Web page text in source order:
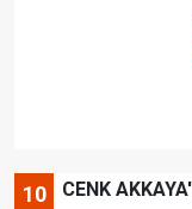
10 CENK